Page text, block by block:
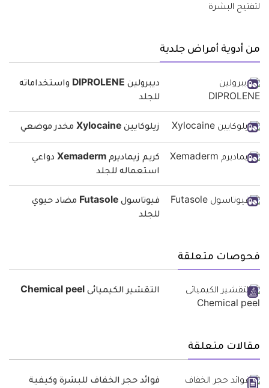
من أدوية أمراض جلدية
ديبرولين DIPROLENE واستخداماته
للجلد
زيلوكايين Xylocaine مخدر موضعي
كريم زيماديرم Xemaderm دواعي
استعماله للجلد
فيوتاسول Futasole مضاد حيوي
للجلد
فحوصات متعلقة
التقشير الكيميائى Chemical peel
مقالات متعلقة
فوائد حجر الخفاف للبشرة وكيفية